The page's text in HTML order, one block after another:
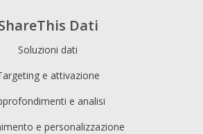
Dati
Soluzioni dati
e attivazione
e analisi
e personalizzazione